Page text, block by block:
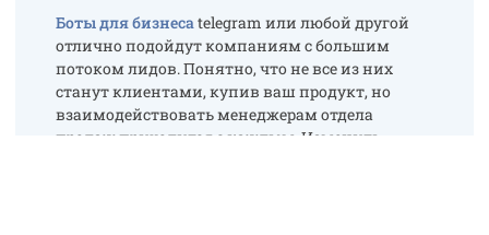
Боты для бизнеса telegram или любой другой
отлично подойдут компаниям с большим
потоком лидов. Понятно, что не все из них
станут клиентами, купив ваш продукт, но
взаимодействовать менеджерам отдела
продаж приходится с каждым. Изменить